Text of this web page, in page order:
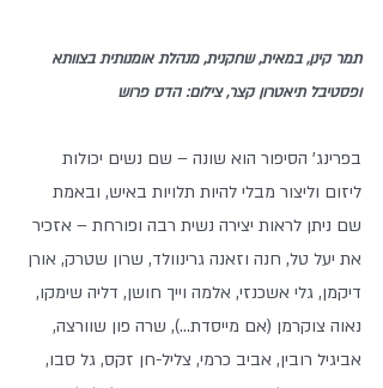
תמר קינן, במאית, שחקנית, מנהלת אומנותית בצוותא
ופסטיבל תיאטרון קצר, צילום: הדס פרוש
בפרינג' הסיפור הוא שונה – שם נשים יכולות
ליזום וליצור מבלי להיות תלויות באיש, ובאמת
שם ניתן לראות יצירה נשית רבה ופורחת – אזכיר
את יעל טל, חנה וזאנה גרינוולד, שרון שטרק, אורן
דיקמן, גלי אשכנזי, אלמה וייך חושן, דליה שימקו,
נאוה צוקרמן (אם מייסדת...), שרה פון שוורצה,
אביגיל רובין, אביב כרמי, צליל-חן זקס, גל סבו,